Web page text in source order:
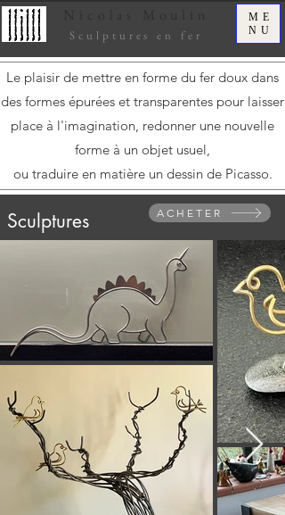
Sculptures en fer
ME
NU
Le plaisir de mettre en forme du fer doux dans
des formes épurées et transparentes pour laisser
place à l'imagination, redonner une nouvelle
forme à un objet usuel,
ou traduire en matière un dessin de Picasso.
Sculptures ACHETER